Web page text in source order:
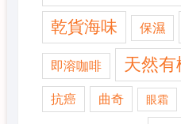
乾貨海味 保濕
即溶咖啡 天然有
抗癌 曲奇 眼霜